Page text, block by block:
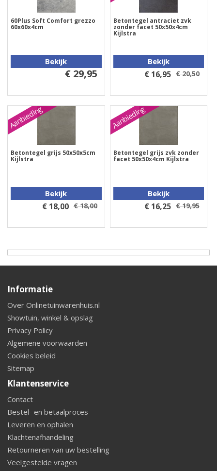
60Plus Soft Comfort grezzo
60x60x4cm
Bekijk
€ 29,95
Betontegel antraciet zvk
zonder facet 50x50x4cm
Kijlstra
Bekijk
€ 16,95 € 20,50
Aanbieding
Betontegel grijs 50x50x5cm
Kijlstra
Bekijk
€ 18,00 € 18,00
Aanbieding
Betontegel grijs zvk zonder
facet 50x50x4cm Kijlstra
Bekijk
€ 16,25 € 19,95
Informatie
Over Onlinetuinwarenhuis.nl
Showtuin, winkel & opslag
Privacy Policy
Algemene voorwaarden
Cookies beleid
Sitemap
Klantenservice
Contact
Bestel- en betaalproces
Leveren en ophalen
Klachtenafhandeling
Retourneren van uw bestelling
Veelgestelde vragen